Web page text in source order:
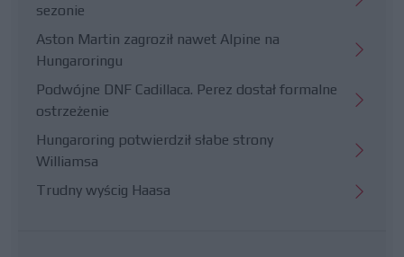
sezonie
Aston Martin zagroził nawet Alpine na
Hungaroringu
Podwójne DNF Cadillaca. Perez dostał formalne
ostrzeżenie
Hungaroring potwierdził słabe strony
Williamsa
Trudny wyścig Haasa